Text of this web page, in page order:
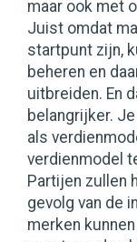
maar ook met
Juist omdat
startpunt zijn,
beheren en
uitbreiden. En
belangrijker.
als
verdienmodel
Partijen zullen
gevolg van de
merken